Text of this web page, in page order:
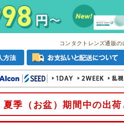
コンタクトレンズ通販の
夏季（お盆）期間中の出